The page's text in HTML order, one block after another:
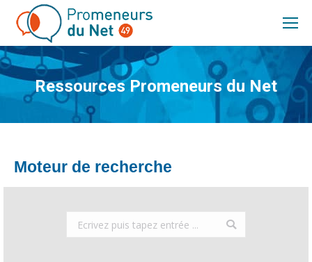
Ressources Promeneurs du Net
Vous êtes ici :
Moteur de recherche
Search: